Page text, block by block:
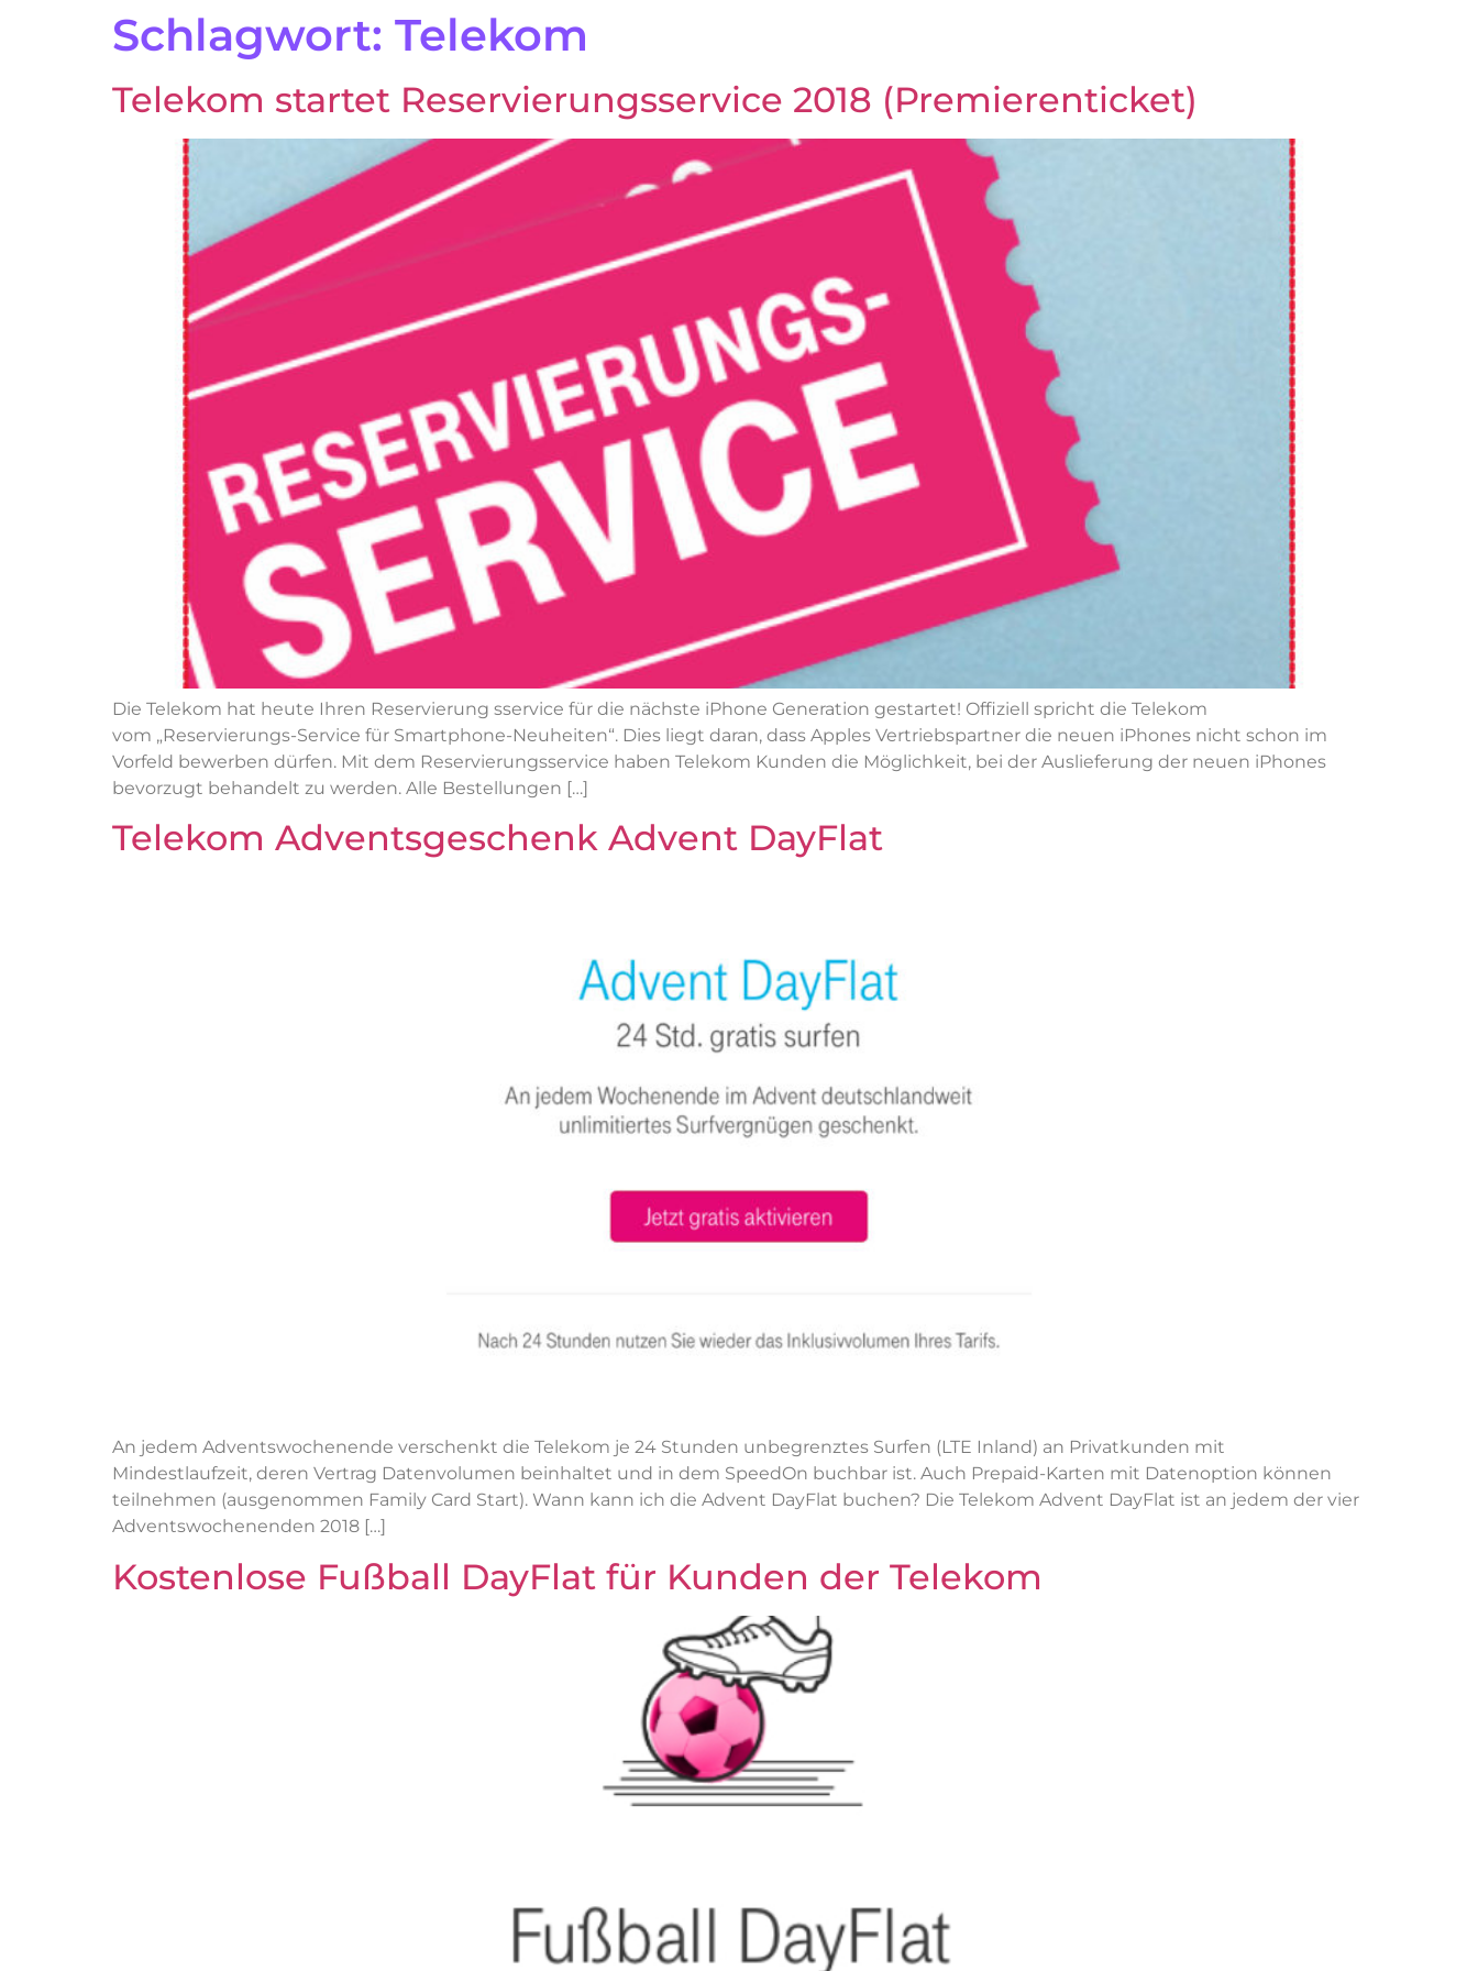
Schlagwort: Telekom
Telekom startet Reservierungsservice 2018 (Premierenticket)
Die Telekom hat heute Ihren Reservierung sservice für die nächste iPhone Generation gestartet! Offiziell spricht die Telekom
vom „Reservierungs-Service für Smartphone-Neuheiten“. Dies liegt daran, dass Apples Vertriebspartner die neuen iPhones nicht schon im
Vorfeld bewerben dürfen. Mit dem Reservierungsservice haben Telekom Kunden die Möglichkeit, bei der Auslieferung der neuen iPhones
bevorzugt behandelt zu werden. Alle Bestellungen […]
Telekom Adventsgeschenk Advent DayFlat
An jedem Adventswochenende verschenkt die Telekom je 24 Stunden unbegrenztes Surfen (LTE Inland) an Privatkunden mit
Mindestlaufzeit, deren Vertrag Datenvolumen beinhaltet und in dem SpeedOn buchbar ist. Auch Prepaid-Karten mit Datenoption können
teilnehmen (ausgenommen Family Card Start). Wann kann ich die Advent DayFlat buchen? Die Telekom Advent DayFlat ist an jedem der vier
Adventswochenenden 2018 […]
Kostenlose Fußball DayFlat für Kunden der Telekom